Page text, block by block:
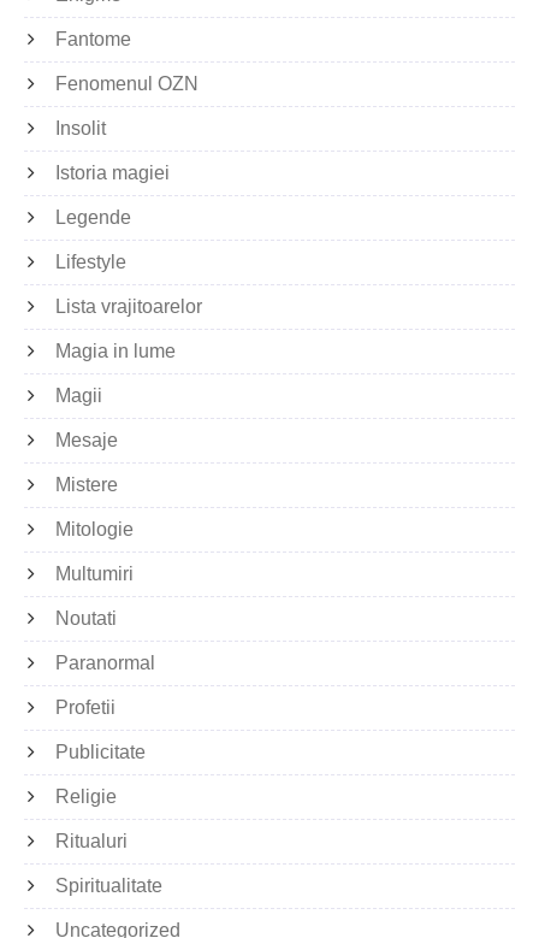
Fantome
Fenomenul OZN
Insolit
Istoria magiei
Legende
Lifestyle
Lista vrajitoarelor
Magia in lume
Magii
Mesaje
Mistere
Mitologie
Multumiri
Noutati
Paranormal
Profetii
Publicitate
Religie
Ritualuri
Spiritualitate
Uncategorized